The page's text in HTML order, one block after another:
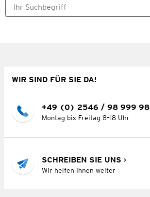
WIR SIND FÜR SIE DA!
+49 (0) 2546 / 98 999 98
Montag bis Freitag 8–18 Uhr
SCHREIBEN SIE UNS
Wir helfen Ihnen weiter